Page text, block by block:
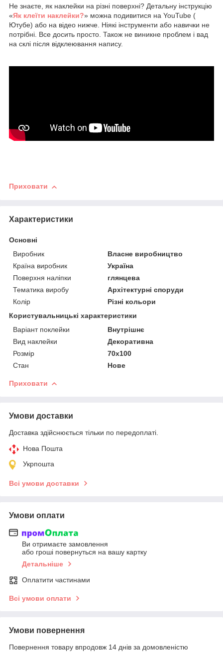
Не знаєте, як наклейки на різні поверхні? Детальну інструкцію
«Як клеїти наклейки?» можна подивитися на YouTube (
Ютубе) або на відео нижче. Ніякі інструменти або навички не
потрібні. Все досить просто. Також не виникне проблем і вад
на склі після відклеювання напису.
Приховати
Характеристики
Основні
Виробник
Власне виробництво
Країна виробник
Україна
Поверхня наліпки
глянцева
Тематика виробу
Архітектурні споруди
Колір
Різні кольори
Користувальницькі характеристики
Варіант поклейки
Внутрішнє
Вид наклейки
Декоративна
Розмір
70х100
Стан
Нове
Приховати
Умови доставки
Доставка здійснюється тільки по передоплаті.
Нова Пошта
Укрпошта
Всі умови доставки
Умови оплати
Ви отримаєте замовлення
або гроші повернуться на вашу картку
Детальніше
Оплатити частинами
Всі умови оплати
Умови повернення
Повернення товару впродовж 14 днів за домовленістю